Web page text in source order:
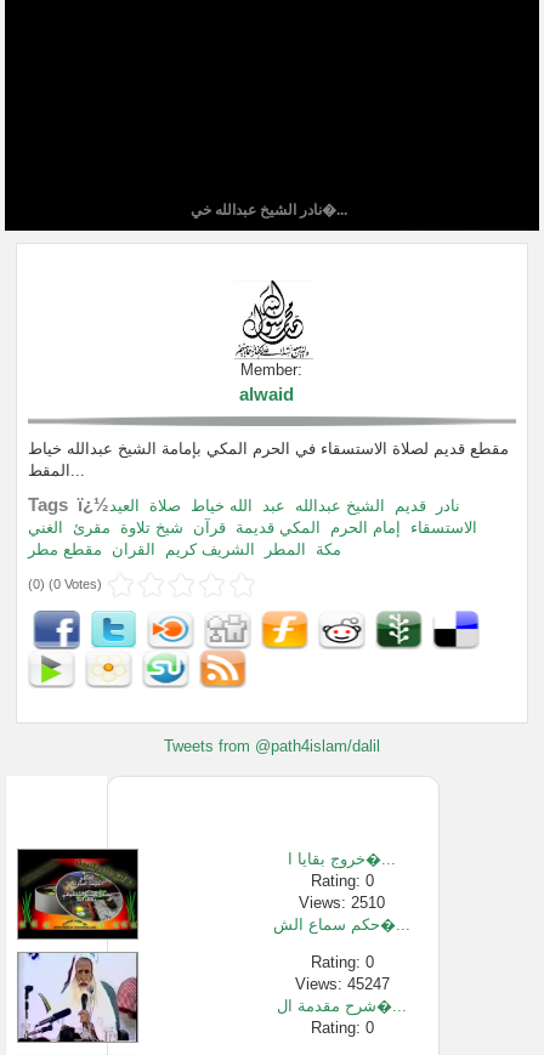
نادر الشيخ عبدالله خي�...
Member:
alwaid
مقطع قديم لصلاة الاستسقاء في الحرم المكي بإمامة الشيخ عبدالله خياط
المقط...
Tags ï¿½ نادر قديم الشيخ عبدالله عبد الله خياط صلاة
العيد
الاستسقاء
إمام الحرم المكي قديمة قرآن شيخ تلاوة مقرئ
الغني
مكة
المطر الشريف كريم القران مقطع مطر
(0) (0 Votes)
Tweets from @path4islam/dalil
خروج بقايا ا�...
Rating: 0
Views: 2510
حكم سماع الش�...
Rating: 0
Views: 45247
شرح مقدمة ال�...
Rating: 0